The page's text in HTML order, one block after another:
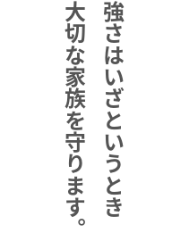
強さはいざというとき
大切な家族を守ります。